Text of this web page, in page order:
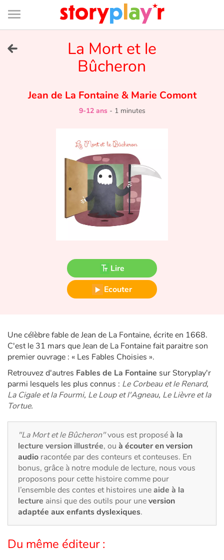
Connexion
Bibliothèque
de
page
Tester gratuitement
Contes d'ici et d'ailleurs
Fable, mythe, littérature et poésie
Ogres, monstres et sorcières
Les animaux
Voyage, épopée, enquête, aventure
Autour du monde
Apprentissage
Art, espace, activité
Documentaires
En famille
Quotidien et loisirs
À l'école
La Mort et le
Bûcheron
Jean de La Fontaine &Marie Comont
9-12 ans- 1 minutes
Lire
Ecouter
Une célèbre fable de Jean de La Fontaine, écrite en 1668.
C'est le 31 mars que Jean de La Fontaine fait paraitre son
premier ouvrage : « Les Fables Choisies ».
Retrouvez d'autres Fables de La Fontaine sur Storyplay'r
parmi lesquels les plus connus : Le Corbeau et le Renard,
La Cigale et la Fourmi, Le Loup et l'Agneau, Le Lièvre et la
Tortue.
"La Mort et le Bûcheron"vous est proposéà la
lecture version illustrée, ou à écouter en version
audio racontée par des conteurs et conteuses. En
bonus, grâce à notre module de lecture, nous vous
proposons pour cette histoire comme pour
l’ensemble des contes et histoires uneaide à la
lecture ainsi que des outils pour uneversion
adaptée aux enfants dyslexiques.
Du même éditeur :